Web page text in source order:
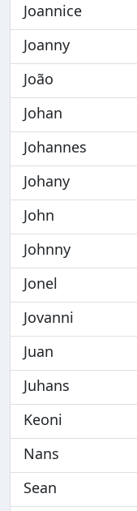
Joannice
Joanny
João
Johan
Johannes
Johany
John
Johnny
Jonel
Jovanni
Juan
Juhans
Keoni
Nans
Sean